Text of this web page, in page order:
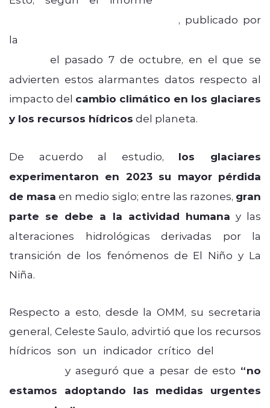
, publicado por
la
el pasado 7 de octubre, en el que se
advierten estos alarmantes datos respecto al
impacto del cambio climático en los glaciares
y los recursos hídricos del planeta.
De acuerdo al estudio, los glaciares
experimentaron en 2023 su mayor pérdida
de masa en medio siglo; entre las razones, gran
parte se debe a la actividad humana y las
alteraciones hidrológicas derivadas por la
transición de los fenómenos de El Niño y La
Niña.
Respecto a esto, desde la OMM, su secretaria
general, Celeste Saulo, advirtió que los recursos
hídricos son un indicador crítico del
y aseguró que a pesar de esto “no
estamos adoptando las medidas urgentes